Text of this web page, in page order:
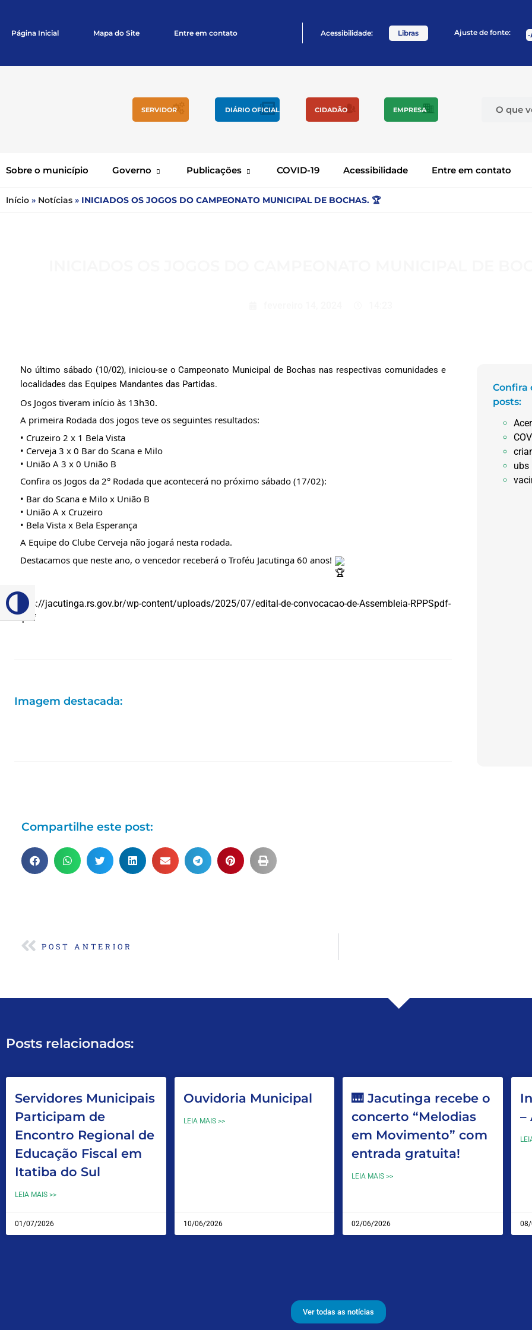
Alternar alto contraste
Página Inicial Mapa do Site Entre em contato Acessibilidade: Libras Ajuste de fonte:
SERVIDOR DIÁRIO OFICIAL CIDADÃO EMPRESA
Sobre o município Governo Publicações COVID-19 Acessibilidade Entre em contato
Início » Notícias » INICIADOS OS JOGOS DO CAMPEONATO MUNICIPAL DE BOCHAS. 🏆
No último sábado (10/02), iniciou-se o Campeonato Municipal de Bochas nas respectivas comunidades e
localidades das Equipes Mandantes das Partidas.
Os Jogos tiveram início às 13h30.
A primeira Rodada dos jogos teve os seguintes resultados:
• Cruzeiro 2 x 1 Bela Vista
• Cerveja 3 x 0 Bar do Scana e Milo
• União A 3 x 0 União B
Confira os Jogos da 2° Rodada que acontecerá no próximo sábado (17/02):
• Bar do Scana e Milo x União B
• União A x Cruzeiro
• Bela Vista x Bela Esperança
A Equipe do Clube Cerveja não jogará nesta rodada.
Destacamos que neste ano, o vencedor receberá o Troféu Jacutinga 60 anos!
https://jacutinga.rs.gov.br/wp-content/uploads/2025/07/edital-de-convocacao-de-Assembleia-RPPSpdf-
1.pdf
Imagem destacada:
Confira
posts:
ubs
Compartilhe este post:
POST ANTERIOR
Posts relacionados:
Servidores Municipais
Participam de
Encontro Regional de
Educação Fiscal em
Itatiba do Sul
LEIA MAIS >>
01/07/2026
Ouvidoria Municipal
LEIA MAIS >>
10/06/2026
🎹 Jacutinga recebe o
concerto “Melodias
em Movimento” com
entrada gratuita!
LEIA MAIS >>
02/06/2026
–
Ver todas as notícias